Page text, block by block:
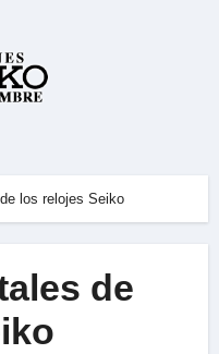
los relojes Seiko
de